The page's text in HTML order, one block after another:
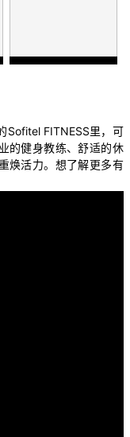
Sofitel FITNESS里，可
的健身教练、舒适的休
焕活力。想了解更多有